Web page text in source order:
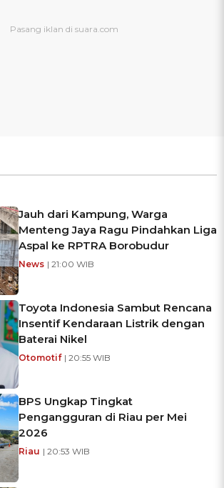
Jauh dari Kampung, Warga
Menteng Jaya Ragu Pindahkan Liga
Aspal ke RPTRA Borobudur
News | 21:00 WIB
Toyota Indonesia Sambut Rencana
Insentif Kendaraan Listrik dengan
Baterai Nikel
Otomotif | 20:55 WIB
BPS Ungkap Tingkat
Pengangguran di Riau per Mei
2026
Riau | 20:53 WIB